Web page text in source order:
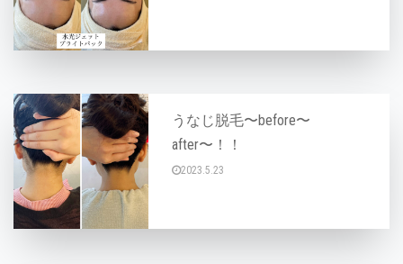
うなじ脱毛〜before〜
after〜！！
2023.5.23